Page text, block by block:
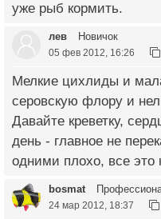
уже рыб кормить.
лев Новичок
05 фев 2012, 16:26
Мелкие цихлиды и
серовскую флору и
Давайте креветку,
день - главное не
одними плохо, все это
bosmat
24 мар 2012, 18:37